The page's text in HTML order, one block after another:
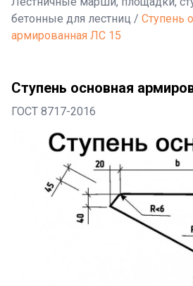
бетонные для лестниц / Ступень
армированная ЛС 15
Ступень основная
ГОСТ 8717-2016